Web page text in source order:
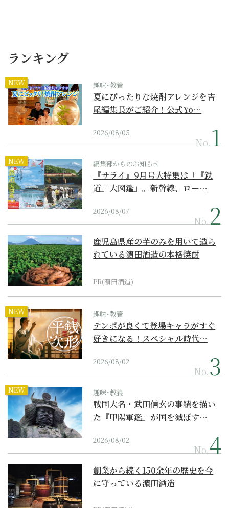
ランキング
NEW 趣味･教養
夏にぴったりな焼酎アレンジを吉
尾編集長がご紹介！公式Yo…
2026/08/05
No.
NEW 編集部からのお知らせ
『サライ』9月号大特集は「『鉄
道』大図鑑」。新幹線、ロー…
2026/08/07
No.
鹿児島県産の芋のみを用いて造ら
れている濵田酒造の本格焼酎
PR(濵田酒造)
NEW 趣味･教養
テンポが良くて登場キャラがすぐ
好きになる！スペシャル時代…
2026/08/02
No.
NEW 趣味･教養
戦国大名・武田信玄の事績を描い
た『甲陽軍鑑』が国を滅ぼす…
2026/08/02
No.
創業から続く150余年の歴史を今
に守っている濵田酒造